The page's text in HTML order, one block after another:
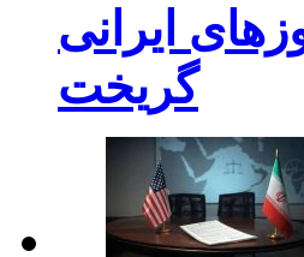
ایرانی
گریخت